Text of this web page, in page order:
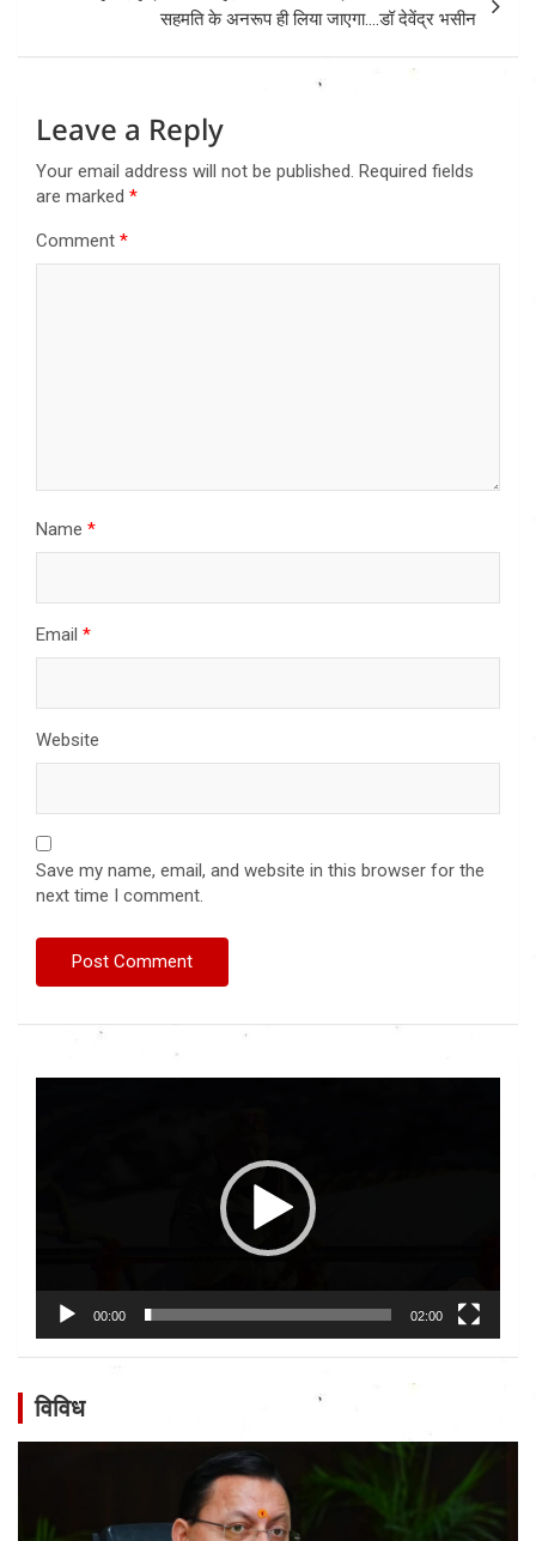
सहमति के अनरूप ही लिया जाएगा….डॉ देवेंद्र भसीन
Leave a Reply
Your email address will not be published. Required fields
are marked *
Comment *
Name *
Email *
Website
Save my name, email, and website in this browser for the
next time I comment.
00:00 02:00
विविध